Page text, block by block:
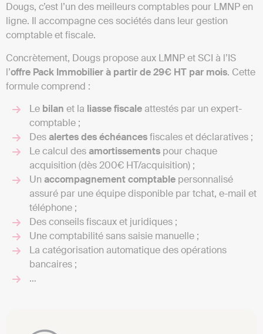
Dougs, c’est l’un des meilleurs comptables pour LMNP en
ligne. Il accompagne ces sociétés dans leur gestion
comptable et fiscale.
Concrètement, Dougs propose aux LMNP et SCI à l’IS
l’offre Pack Immobilier à partir de 29€ HT par mois. Cette
formule comprend :
Le bilan et la liasse fiscaleattestés par un expert-
comptable ;
Desalertes des échéancesfiscales et déclaratives ;
Le calcul desamortissements pour chaque
acquisition (dès 200€ HT/acquisition) ;
Un accompagnement comptable personnalisé
assuré par une équipe disponible par tchat, e-mail et
téléphone ;
Des conseils fiscaux et juridiques ;
Une comptabilité sans saisie manuelle ;
La catégorisation automatique des opérations
bancaires ;
…